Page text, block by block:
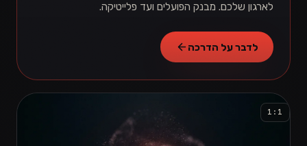
לארגון שלכם. מבנק הפועלים ועד פלייטיקה.
לדבר על הדרכה
1:1